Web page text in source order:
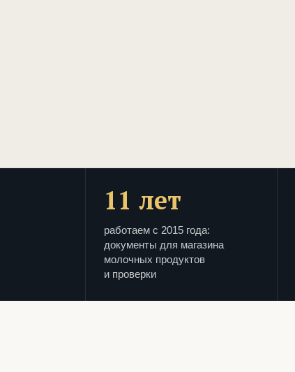
11 лет
работаем с 2015 года:
документы для магазина
молочных продуктов
и проверки